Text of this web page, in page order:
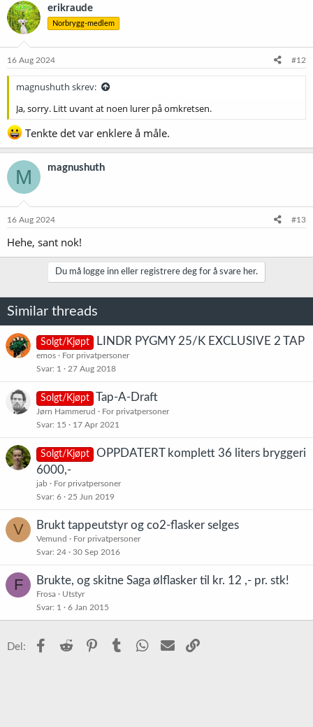
erikraude
Norbrygg-medlem
16 Aug 2024 #12
magnushuth skrev:
Ja, sorry. Litt uvant at noen lurer på omkretsen.
Tenkte det var enklere å måle.
M magnushuth
16 Aug 2024 #13
Hehe, sant nok!
Du må logge inn eller registrere deg for å svare her.
Similar threads
Solgt/Kjøpt LINDR PYGMY 25/K EXCLUSIVE 2 TAP
emos
For privatpersoner
Svar 1 27 Aug 2018
Solgt/Kjøpt Tap-A-Draft
Jørn Hammerud
For privatpersoner
Svar 15 17 Apr 2021
Solgt/Kjøpt
OPPDATERT komplett 36 liters bryggeri
6000,-
jab
For privatpersoner
Svar 6 25 Jun 2019
V Brukt tappeutstyr og co2-flasker selges
Vemund
For privatpersoner
Svar 24 30 Sep 2016
F Brukte, og skitne Saga ølflasker til kr. 12 ,- pr. stk!
Frosa
Utstyr
Svar 1 6 Jan 2015
Del: Facebook
Reddit PinterestTumblr WhatsApp
E-post